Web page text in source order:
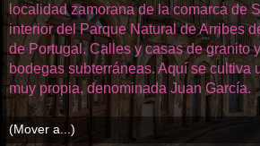
localidad zamorana de la comarca de
interior del Parque Natural de Arribes
de Portugal. Calles y casas de granito
bodegas subterráneas. Aquí se cultiva
muy propia, denominada Juan García.